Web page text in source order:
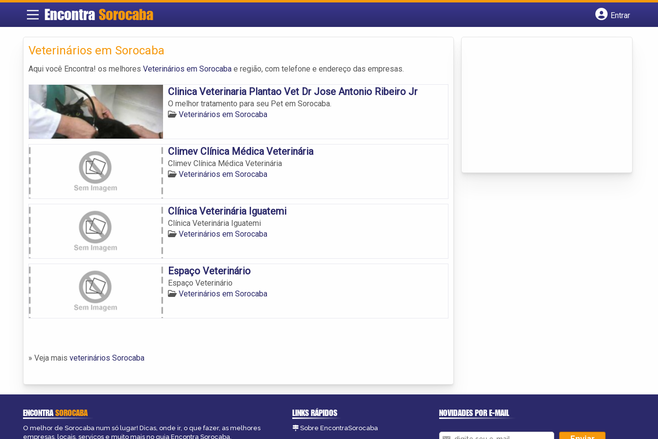
Encontra Sorocaba
Entrar
Veterinários em Sorocaba
Aqui você Encontra! os melhores Veterinários em Sorocaba e região, com telefone e endereço das empresas.
Clinica Veterinaria Plantao Vet Dr Jose Antonio Ribeiro Jr
O melhor tratamento para seu Pet em Sorocaba.
Veterinários em Sorocaba
Climev Clínica Médica Veterinária
Climev Clínica Médica Veterinária
Veterinários em Sorocaba
Clínica Veterinária Iguatemi
Clínica Veterinária Iguatemi
Veterinários em Sorocaba
Espaço Veterinário
Espaço Veterinário
Veterinários em Sorocaba
» Veja mais veterinários Sorocaba
ENCONTRASOROCABA
O melhor de Sorocaba num só lugar! Dicas, onde ir, o que fazer, as melhores
empresas, locais, serviços e muito mais no guia Encontra Sorocaba.
LINKS RÁPIDOS
Sobre EncontraSorocaba
NOVIDADES POR E-MAIL